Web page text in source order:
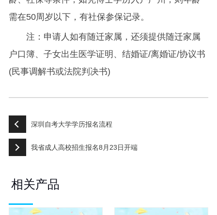
需在50周岁以下，有社保参保记录。
注：申请人如有随迁家属，还须提供随迁家属
户口簿、子女出生医学证明、结婚证/离婚证/协议书
(民事调解书或法院判决书)
深圳自考大学学历报名流程
我省成人高校招生报名8月23日开端
相关产品